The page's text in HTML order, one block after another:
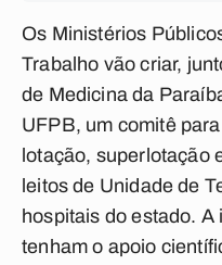
Os Ministérios
Trabalho vão criar,
de Medicina da
UFPB, um comitê
lotação, superlotação
leitos de Unidade de
hospitais do estado.
tenham o apoio